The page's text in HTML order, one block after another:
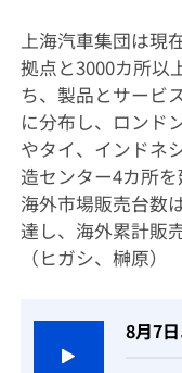
上海汽車集団は現
拠点と3000カ所以
ち、製品とサービ
に分布し、ロンド
やタイ、インドネ
造センター4カ所
海外市場販売台数
達し、海外累計販
（ヒガシ、榊原）
8月7